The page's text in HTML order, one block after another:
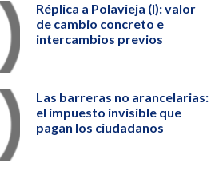
Réplica a Polavieja (I): valor
de cambio concreto e
intercambios previos
Las barreras no arancelarias:
el impuesto invisible que
pagan los ciudadanos